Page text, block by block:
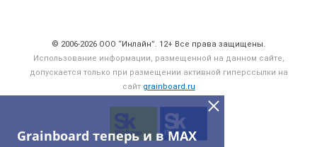
Grainboard теперь и в MAX
© 2006‑2026 ООО “Инлайн”. 12+ Все права защищены.
Использование информации, размещенной на данном сайте,
допускается только при размещении активной гиперссылки на
сайт grainboard.ru